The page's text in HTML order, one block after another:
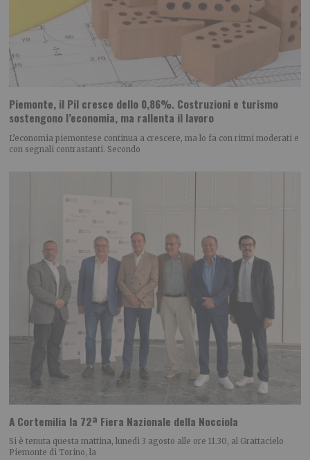
Piemonte, il Pil cresce dello 0,86%. Costruzioni e turismo
sostengono l’economia, ma rallenta il lavoro
L’economia piemontese continua a crescere, ma lo fa con ritmi moderati e
con segnali contrastanti. Secondo
A Cortemilia la 72ª Fiera Nazionale della Nocciola
Si è tenuta questa mattina, lunedì 3 agosto alle ore 11.30, al Grattacielo
Piemonte di Torino, la